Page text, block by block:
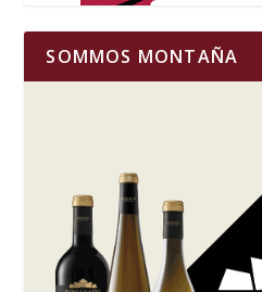
SOMMOS MONTAÑA